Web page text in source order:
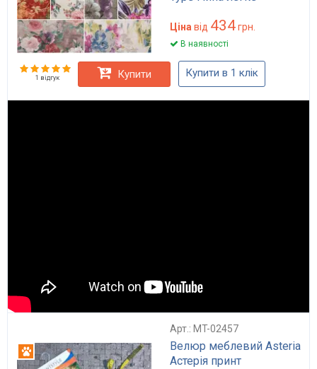
Ціна від 434грн.
В наявності
1 відгук Купити Купити в 1 клік
Арт.: MT-02457
Велюр меблевий Asteria
Астерія принт
Антикіготь